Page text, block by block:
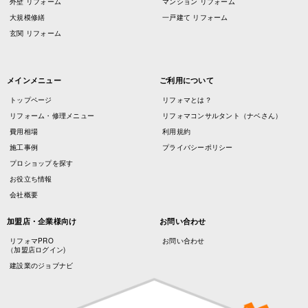
大規模修繕
玄関 リフォーム
一戸建て リフォーム
メインメニュー
トップページ
リフォーム・修理メニュー
費用相場
施工事例
プロショップを探す
お役立ち情報
会社概要
ご利用について
リフォマとは？
リフォマコンサルタント（ナベさん）
利用規約
プライバシーポリシー
加盟店・企業様向け
リフォマPRO
（加盟店ログイン)
建設業のジョブナビ
お問い合わせ
お問い合わせ